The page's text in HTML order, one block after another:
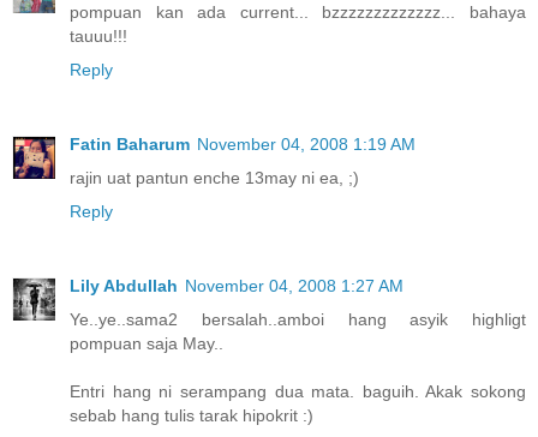
pompuan kan ada current... bzzzzzzzzzzzzz... bahaya
tauuu!!!
Reply
Fatin Baharum November 04, 2008 1:19 AM
rajin uat pantun enche 13may ni ea, ;)
Reply
Lily Abdullah November 04, 2008 1:27 AM
Ye..ye..sama2 bersalah..amboi hang asyik highligt
pompuan saja May..
Entri hang ni serampang dua mata. baguih. Akak sokong
sebab hang tulis tarak hipokrit :)